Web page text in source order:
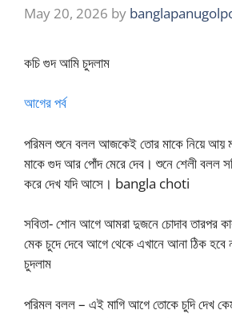
May 20, 2026 by
কচি গুদ আমি চুদলাম
আগের পর্ব
পরিমল শুনে বলল আজকেই তোর মাকে নিয়ে আয়
মাকে গুদ আর পোঁদ মেরে দেব। শুনে শেলী বলল
করে দেখ যদি আসে। bangla choti
সবিতা- শোন আগে আমরা দুজনে চোদাব তারপর
মেক চুদে দেবে আগে থেকে এখানে আনা ঠিক
চুদলাম
পরিমল বলল – এই মাগি আগে তোকে চুদি দেখ